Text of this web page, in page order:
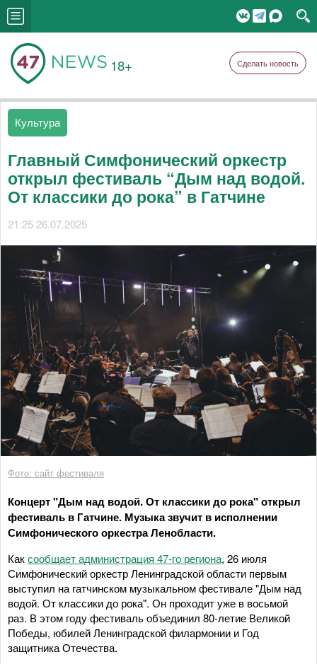
18+ Сделать новость
Культура
Главный Симфонический оркестр
открыл фестиваль “Дым над водой.
От классики до рока” в Гатчине
21:25 26.07.2025
Фото: сайт фестиваля
Концерт "Дым над водой. От классики до рока" открыл
фестиваль в Гатчине. Музыка звучит в исполнении
Симфонического оркестра Ленобласти.
Каксообщает администрация 47-го региона, 26 июля
Симфонический оркестр Ленинградской области первым
выступил на гатчинском музыкальном фестивале "Дым над
водой. От классики до рока". Он проходит уже в восьмой
раз. В этом году фестиваль объединил 80-летие Великой
Победы, юбилей Ленинградской филармонии и Год
защитника Отечества.